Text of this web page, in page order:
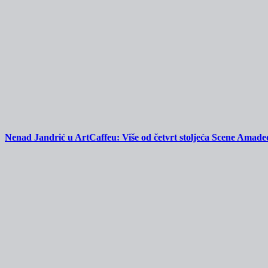
Nenad Jandrić u ArtCaffeu: Više od četvrt stoljeća Scene